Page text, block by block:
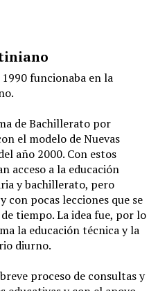
1990 funcionaba en la
de Bachillerato por
el modelo de Nuevas
año 2000. Con estos
acceso a la educación
y bachillerato, pero
con pocas lecciones que se
tiempo. La idea fue, por lo
la educación técnica y la
diurno.
proceso de consultas y